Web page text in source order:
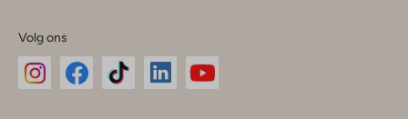
Volg ons